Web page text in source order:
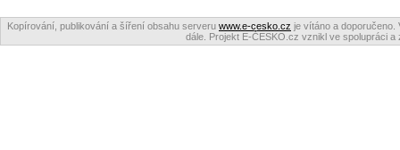
Kopírování, publikování a šíření obsahu serveru www.e-cesko.cz je vítáno a doporučeno.
dále. Projekt E-ČESKO.cz vznikl ve spolupráci